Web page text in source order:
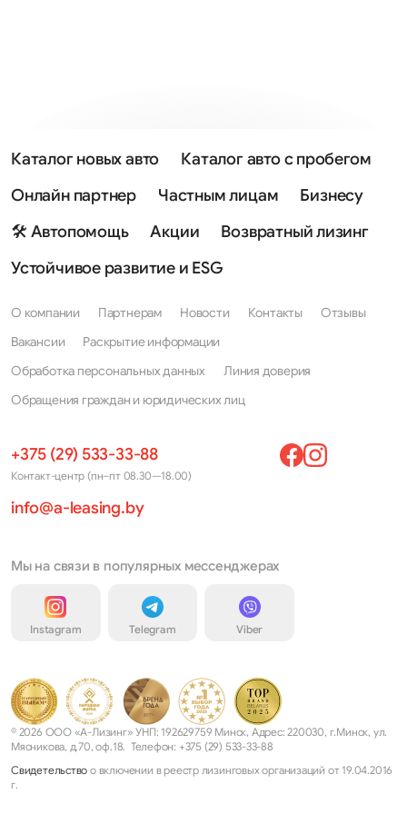
Каталог новых авто
Каталог авто с пробегом
Онлайн партнер
Частным лицам
Бизнесу
🛠 Автопомощь
Акции
Возвратный лизинг
Устойчивое развитие и ESG
О компании Партнерам Новости Контакты
Отзывы
Вакансии
Раскрытие информации
Обработка персональных данных
Линия доверия
Обращения граждан и юридических лиц
+375 (29) 533-33-88
Контакт-центр (пн–пт 08.30—18.00)
info@a-leasing.by
Мы на связи в популярных мессенджерах
Instagram Telegram Viber
© 2026 ООО «А-Лизинг» УНП: 192629759 Минск, Адрес: 220030, г.Минск, ул.
Мясникова, д.70, оф.18. Телефон: +375 (29) 533-33-88
Свидетельство о включении в реестр лизинговых организаций от 19.04.2016
г.